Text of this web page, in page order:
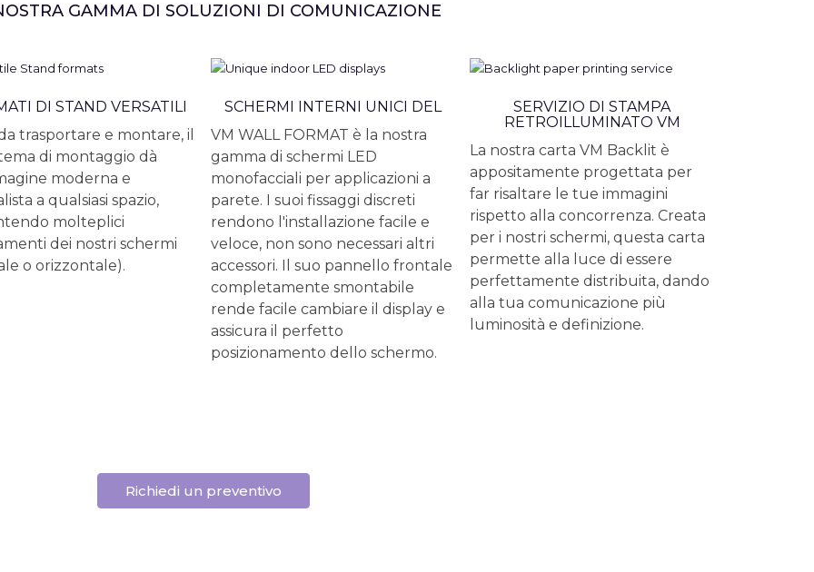
GAMMA DI SOLUZIONI DI COMUNICAZIONE
DI STAND VERSATILI
trasportare e montare, il
di montaggio dà
moderna e
a qualsiasi spazio,
molteplici
dei nostri schermi
o orizzontale).
SCHERMI INTERNI UNICI DEL
VM WALL FORMAT è la nostra
gamma di schermi LED
monofacciali per applicazioni a
parete. I suoi fissaggi discreti
rendono l'installazione facile e
veloce, non sono necessari altri
accessori. Il suo pannello frontale
completamente smontabile
rende facile cambiare il display e
assicura il perfetto
posizionamento dello schermo.
SERVIZIO DI STAMPA
RETROILLUMINATO VM
La nostra carta VM Backlit è
appositamente progettata per
far risaltare le tue immagini
rispetto alla concorrenza. Creata
per i nostri schermi, questa carta
permette alla luce di essere
perfettamente distribuita, dando
alla tua comunicazione più
luminosità e definizione.
Richiedi un preventivo